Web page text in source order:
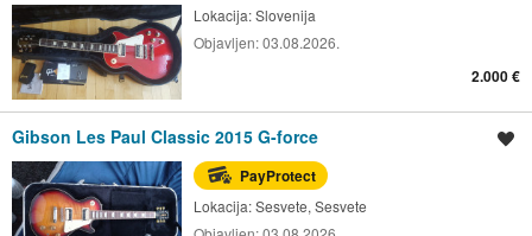
Lokacija:Slovenija
Objavljen:03.08.2026.
2.000 €
Gibson Les Paul Classic 2015 G-force
PayProtect
Lokacija:Sesvete, Sesvete